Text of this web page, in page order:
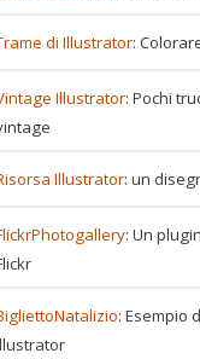
di Illustrator:
Illustrator: Pochi
Illustrator: un
: Un
: Esempio